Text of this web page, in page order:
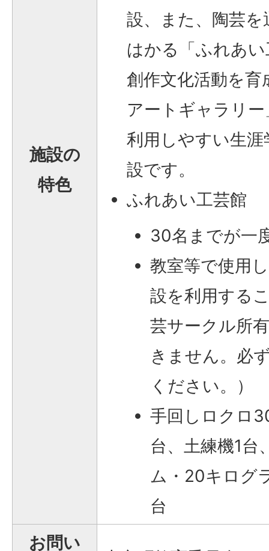
施設の
特色
設、また、陶芸
はかる「ふれあ
創作文化活動を
アートギャラリ
利用しやすい生
設です。
ふれあい工芸館
30名までが一
教室等で使用
設を利用する
芸サークル所
きません。必
ください。）
手回しロクロ
台、土練機1台
ム・20キログ
台
お問い